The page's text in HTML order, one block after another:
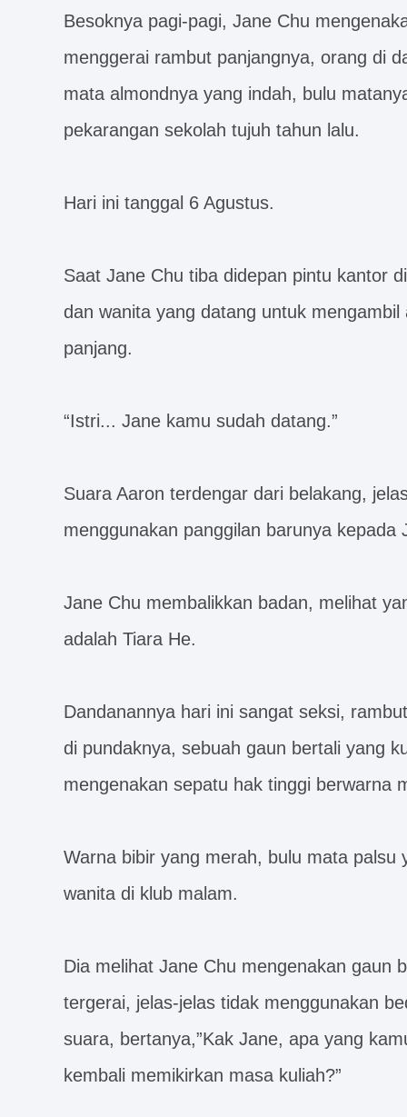
Besoknya pagi-pagi, Jane Chu
menggerai rambut panjangnya, orang di
mata almondnya yang indah, bulu
pekarangan sekolah tujuh tahun lalu.
Hari ini tanggal 6 Agustus.
Saat Jane Chu tiba didepan pintu kantor
dan wanita yang datang untuk
panjang.
“Istri... Jane kamu sudah datang.”
Suara Aaron terdengar dari belakang,
menggunakan panggilan barunya kepada
Jane Chu membalikkan badan, melihat
adalah Tiara He.
Dandanannya hari ini sangat seksi,
di pundaknya, sebuah gaun bertali yang
mengenakan sepatu hak tinggi berwarna
Warna bibir yang merah, bulu mata palsu
wanita di klub malam.
Dia melihat Jane Chu mengenakan gaun
tergerai, jelas-jelas tidak menggunakan
suara, bertanya,”Kak Jane, apa yang
kembali memikirkan masa kuliah?”